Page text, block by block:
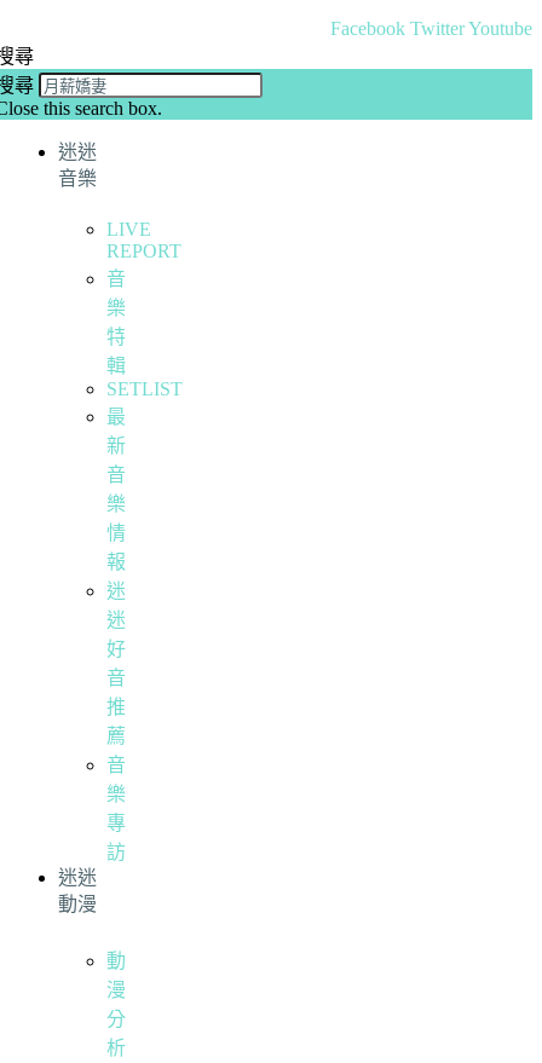
Facebook TwitterYoutube
尋
尋
this search box.
迷迷
音樂
LIVE
REPORT
音
樂
特
輯
SETLIST
最
新
音
樂
情
報
迷
迷
好
音
推
薦
音
樂
專
訪
迷迷
動漫
動
漫
分
析